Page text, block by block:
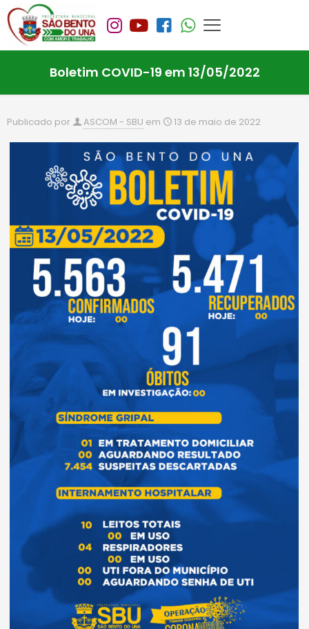
Boletim COVID-19 em 13/05/2022
Publicado por ASCOM - SBU em 13 de maio de 2022